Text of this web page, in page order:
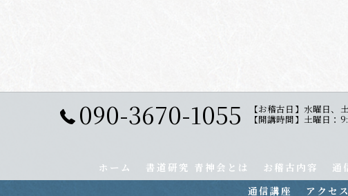
090-3670-1055
【お稽古日】水曜日、
【開講時間】土曜日：
ホーム 書道研究 青神会とは お稽古内容 通
通信講座
アクセス